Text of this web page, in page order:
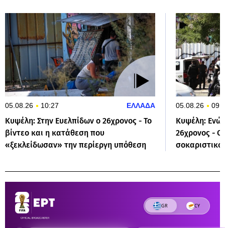
05.08.26 10:27 ΕΛΛΑΔΑ
Κυψέλη: Στην Ευελπίδων ο 26χρονος - Το
βίντεο και η κατάθεση που
«ξεκλείδωσαν» την περίεργη υπόθεση
05.08.26
Κυψέλη:
26χρονος -